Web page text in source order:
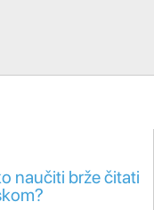
naučiti brže čitati